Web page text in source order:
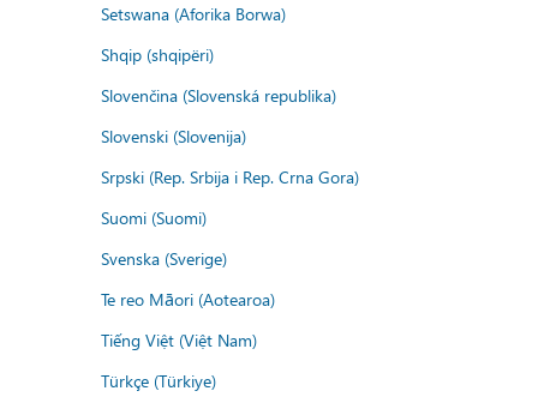
Setswana (Aforika Borwa)
Shqip (shqipëri)
Slovenčina (Slovenská republika)
Slovenski (Slovenija)
Srpski (Rep. Srbija i Rep. Crna Gora)
Suomi (Suomi)
Svenska (Sverige)
Te reo Māori (Aotearoa)
Tiếng Việt (Việt Nam)
Türkçe (Türkiye)